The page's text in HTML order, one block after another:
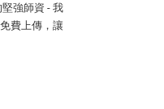
強師資 - 我
費上傳，讓